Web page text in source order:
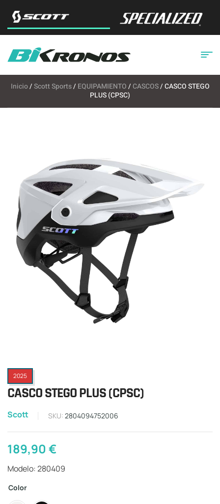
Inicio/Scott Sports/ EQUIPAMIENTO/ CASCOS/ CASCO STEGO
PLUS (CPSC)
2025
CASCO STEGO PLUS (CPSC)
Scott SKU: 2804094752006
189,90€
Modelo: 280409
Color